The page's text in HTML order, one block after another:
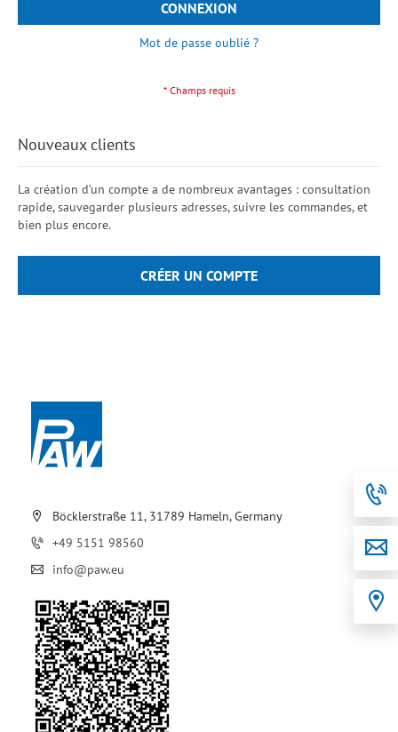
CONNEXION
Mot de passe oublié ?
Nouveaux clients
La création d’un compte a de nombreux avantages : consultation
rapide, sauvegarder plusieurs adresses, suivre les commandes, et
bien plus encore.
CRÉER UN COMPTE
Böcklerstraße 11, 31789 Hameln, Germany
+49 5151 98560
info@paw.eu